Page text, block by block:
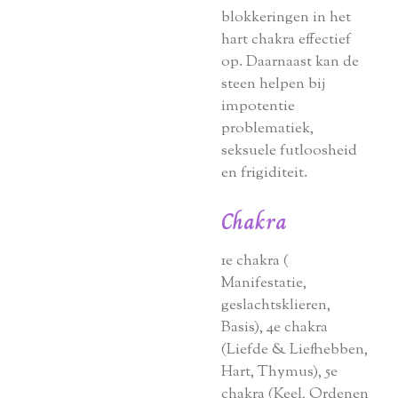
blokkeringen in het
hart chakra effectief
op. Daarnaast kan de
steen helpen bij
impotentie
problematiek,
seksuele futloosheid
en frigiditeit.
Chakra
1e chakra (
Manifestatie,
geslachtsklieren,
Basis), 4e chakra
(Liefde & Liefhebben,
Hart, Thymus), 5e